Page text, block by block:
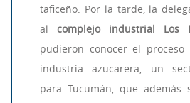
taficeño. Por la tarde, la
al complejo industrial Los
pudieron conocer el
industria azucarera, un
para Tucumán, que además